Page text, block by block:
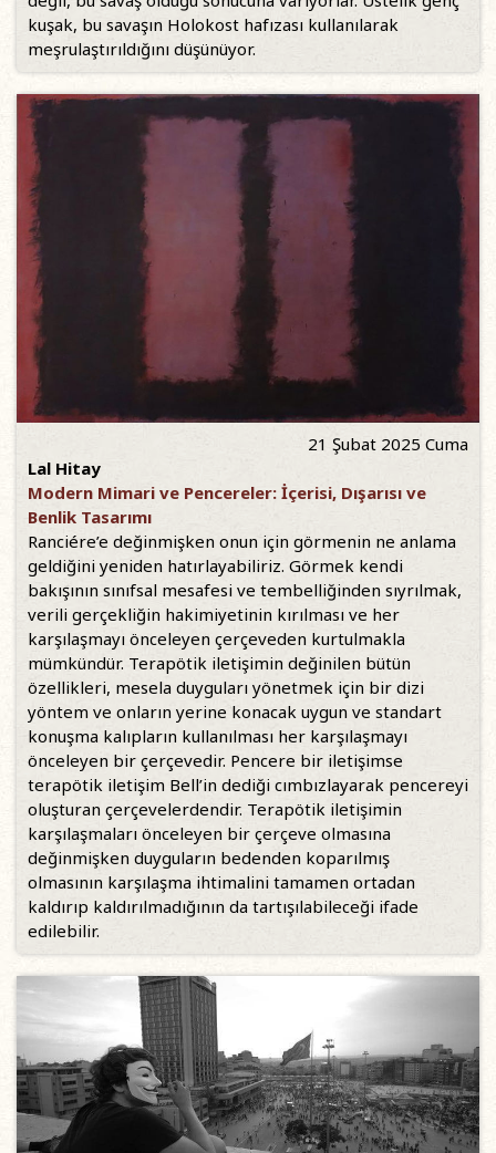
kuşak, bu savaşın Holokost hafızası kullanılarak
meşrulaştırıldığını düşünüyor.
21 Şubat 2025 Cuma
Lal Hitay
Modern Mimari ve Pencereler: İçerisi, Dışarısı ve
Benlik Tasarımı
Ranciére’e değinmişken onun için görmenin ne anlama
geldiğini yeniden hatırlayabiliriz. Görmek kendi
bakışının sınıfsal mesafesi ve tembelliğinden sıyrılmak,
verili gerçekliğin hakimiyetinin kırılması ve her
karşılaşmayı önceleyen çerçeveden kurtulmakla
mümkündür. Terapötik iletişimin değinilen bütün
özellikleri, mesela duyguları yönetmek için bir dizi
yöntem ve onların yerine konacak uygun ve standart
konuşma kalıpların kullanılması her karşılaşmayı
önceleyen bir çerçevedir. Pencere bir iletişimse
terapötik iletişim Bell’in dediği cımbızlayarak pencereyi
oluşturan çerçevelerdendir. Terapötik iletişimin
karşılaşmaları önceleyen bir çerçeve olmasına
değinmişken duyguların bedenden koparılmış
olmasının karşılaşma ihtimalini tamamen ortadan
kaldırıp kaldırılmadığının da tartışılabileceği ifade
edilebilir.